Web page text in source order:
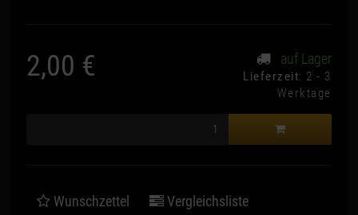
2,00 € auf Lager
Lieferzeit: 2 - 3
Werktage
Wunschzettel
Vergleichsliste